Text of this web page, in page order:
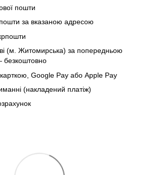
пошти
за вказаною адресою
(м. Житомирська) за попередньою
безкоштовно
Google Pay або Apple Pay
(накладений платіж)